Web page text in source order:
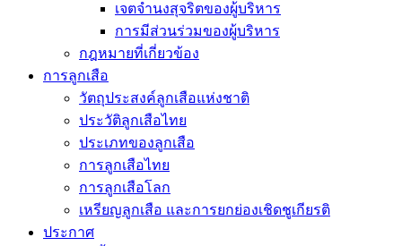
เจตจำนงสุจริตของผู้บริหาร
การมีส่วนร่วมของผู้บริหาร
กฎหมายที่เกี่ยวข้อง
การลูกเสือ
วัตถุประสงค์ลูกเสือแห่งชาติ
ประวัติลูกเสือไทย
ประเภทของลูกเสือ
การลูกเสือไทย
การลูกเสือโลก
เหรียญลูกเสือ และการยกย่องเชิดชูเกียรติ
ประกาศ